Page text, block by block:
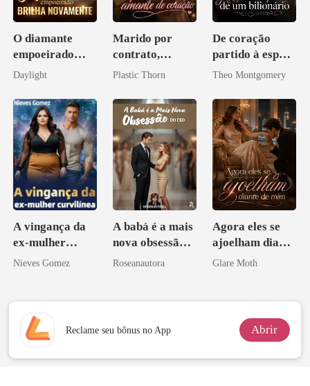
O diamante
empoeirado
brilha
Daylight
Marido por
contrato,
amante de
Plastic Thorn
De coração
partido à esposa
de um bilionário
Theo Montgomery
A vingança da
ex-mulher
curvilínea
Nieves Gomez
A babá é a mais
nova obsessão
do CEO
Roseanautora
Agora eles se
ajoelham diante
de mim
Glare Moth
Reclame seu bônus no App Abrir